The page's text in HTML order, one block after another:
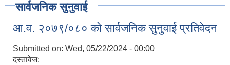
सार्वजनिक सुनुवाई
आ.व. २०७९/०८० को सार्वजनिक सुनुवाई प्रतिवेदन
Submitted on: Wed, 05/22/2024 - 00:00
दस्तावेज: